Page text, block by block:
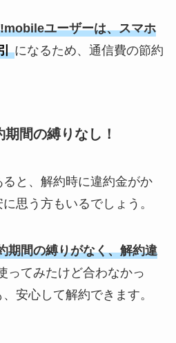
ユーザーは、スマホ
になるため、通信費の節約
間の縛りなし！
ると、解約時に違約金がか
思う方もいるでしょう。
期間の縛りがなく、解約違
ってみたけど合わなかっ
安心して解約できます。